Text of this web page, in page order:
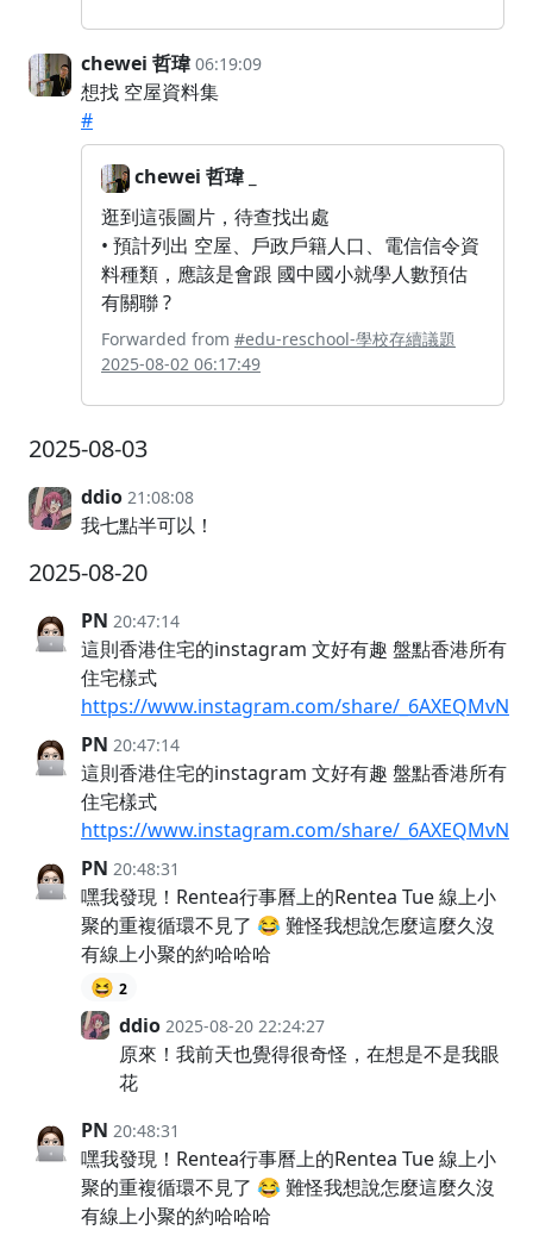
chewei 哲瑋 06:19:09
想找 空屋資料集
#
chewei 哲瑋 _
逛到這張圖片，待查找出處
• 預計列出 空屋、戶政戶籍人口、電信信令資
料種類，應該是會跟 國中國小就學人數預估
有關聯 ?
Forwarded from #edu-reschool-學校存續議題
2025-08-02 06:17:49
2025-08-03
ddio 21:08:08
我七點半可以！
2025-08-20
PN 20:47:14
這則香港住宅的instagram 文好有趣 盤點香港所有
住宅樣式
https://www.instagram.com/share/_6AXEQMvN
PN 20:47:14
這則香港住宅的instagram 文好有趣 盤點香港所有
住宅樣式
https://www.instagram.com/share/_6AXEQMvN
PN 20:48:31
嘿我發現！Rentea行事曆上的Rentea Tue 線上小
聚的重複循環不見了 😂 難怪我想說怎麼這麼久沒
有線上小聚的約哈哈哈
😆 2
ddio 2025-08-20 22:24:27
原來！我前天也覺得很奇怪，在想是不是我眼
花
PN 20:48:31
嘿我發現！Rentea行事曆上的Rentea Tue 線上小
聚的重複循環不見了 😂 難怪我想說怎麼這麼久沒
有線上小聚的約哈哈哈